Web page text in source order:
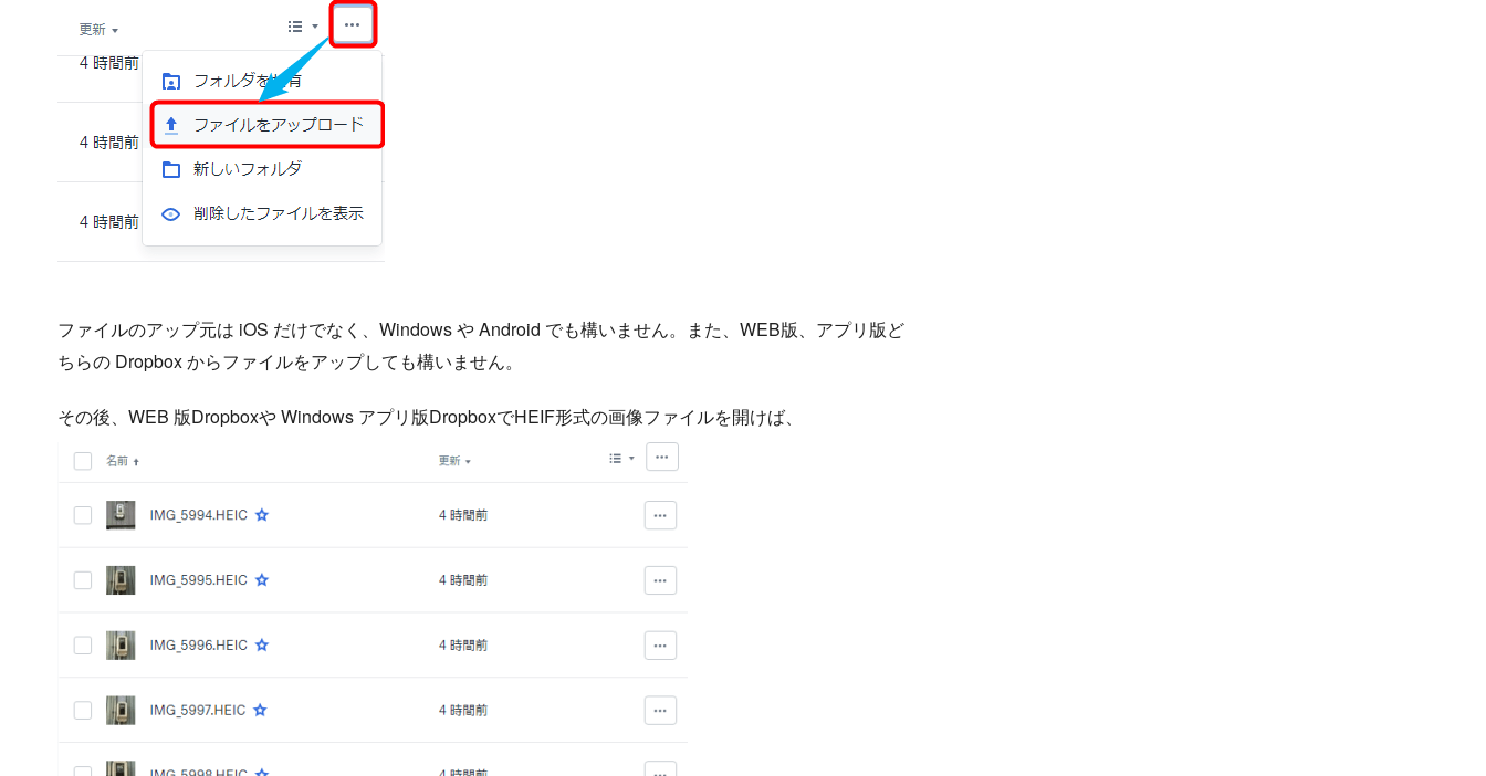
ファイルのアップ元は iOS だけでなく、Windows や Android でも構いません。また、WEB版、アプリ版ど
ちらの Dropbox からファイルをアップしても構いません。
その後、WEB 版Dropboxや Windows アプリ版DropboxでHEIF形式の画像ファイルを開けば、